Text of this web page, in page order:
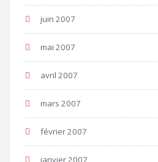
juin 2007
mai 2007
avril 2007
mars 2007
février 2007
janvier 2007